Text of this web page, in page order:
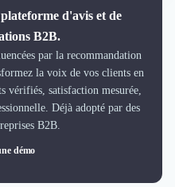
d'avis et de
B2B.
par la recommandation
la voix de vos clients en
vérifiés, satisfaction mesurée,
Déjà adopté par des
B2B.
démo